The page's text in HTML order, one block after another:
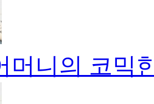
머니의 코믹